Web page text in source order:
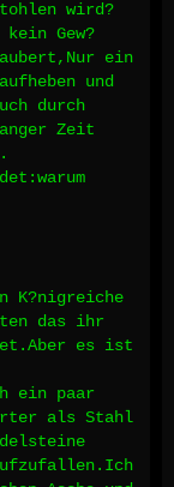
wird?
Gew?
ein
und
durch
Zeit
K?nigreiche
das ihr
es ist
ein paar
als Stahl